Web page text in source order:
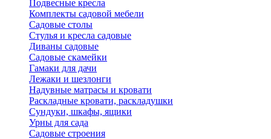
Подвесные кресла
Комплекты садовой мебели
Садовые столы
Стулья и кресла садовые
Диваны садовые
Садовые скамейки
Гамаки для дачи
Лежаки и шезлонги
Надувные матрасы и кровати
Раскладные кровати, раскладушки
Сундуки, шкафы, ящики
Урны для сада
Садовые строения